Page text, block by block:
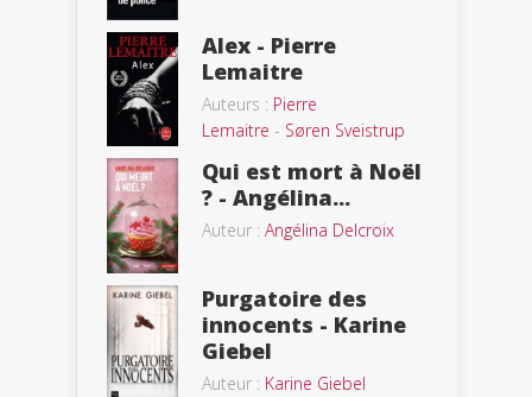
Alex - Pierre
Lemaitre
Auteurs : Pierre
Lemaitre - Søren Sveistrup
Qui est mort à Noël
? - Angélina...
Auteur : Angélina Delcroix
Purgatoire des
innocents - Karine
Giebel
Auteur : Karine Giebel